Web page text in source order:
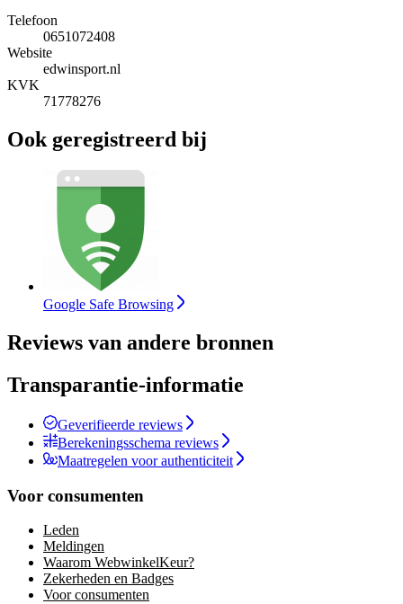
Telefoon
0651072408
Website
edwinsport.nl
KVK
71778276
Ook geregistreerd bij
Google Safe Browsing
Reviews van andere bronnen
Transparantie-informatie
Geverifieerde reviews
Berekeningsschema reviews
Maatregelen voor authenticiteit
Voor consumenten
Leden
Meldingen
Waarom WebwinkelKeur?
Zekerheden en Badges
Voor consumenten